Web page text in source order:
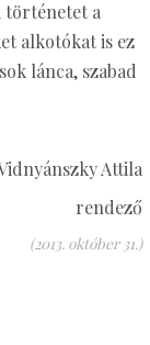
történetet a
alkotókat is ez
lánca, szabad
Attila
rendező
(2013. október 31.)